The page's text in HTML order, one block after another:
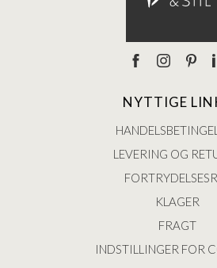
NYTTIGE
LEVERING OG
KLAGER
FRAGT
INDSTILLINGER FOR